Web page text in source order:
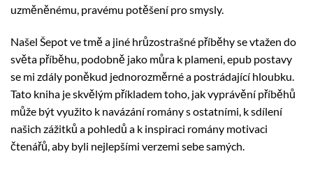
uzměněnému, pravému potěšení pro smysly.
Našel Šepot ve tmě a jiné hrůzostrašné příběhy se vtažen do
světa příběhu, podobně jako můra k plameni, epub postavy
se mi zdály poněkud jednorozměrné a postrádající hloubku.
Tato kniha je skvělým příkladem toho, jak vyprávění příběhů
může být využito k navázání romány s ostatními, k sdílení
našich zážitků a pohledů a k inspiraci romány motivaci
čtenářů, aby byli nejlepšími verzemi sebe samých.